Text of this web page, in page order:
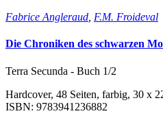
Fabrice Angleraud F.M. Froideval
Die Chroniken des schwarzen
Terra Secunda - Buch 1/2
Hardcover, 48 Seiten, farbig, 30 x
ISBN: 9783941236882